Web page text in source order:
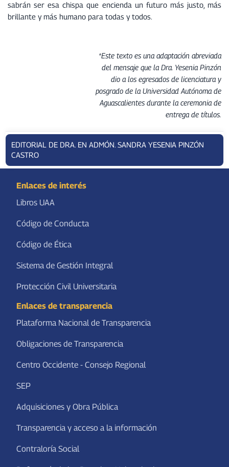
sabrán ser esa chispa que encienda un futuro más justo, más
brillante y más humano para todas y todos.
*Este texto es una adaptación abreviada
del mensaje que la Dra. Yesenia Pinzón
dio a los egresados de licenciatura y
posgrado de la Universidad Autónoma de
Aguascalientes durante la ceremonia de
entrega de títulos.
EDITORIAL DE DRA. EN ADMÓN. SANDRA YESENIA PINZÓN
CASTRO
Enlaces de interés
Libros UAA
Código de Conducta
Código de Ética
Sistema de Gestión Integral
Protección Civil Universitaria
Enlaces de transparencia
Plataforma Nacional de Transparencia
Obligaciones de Transparencia
Centro Occidente - Consejo Regional
SEP
Adquisiciones y Obra Pública
Transparencia y acceso a la información
Contraloría Social